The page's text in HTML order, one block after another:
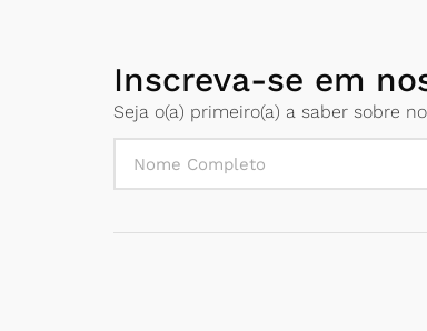
Inscreva-se em
Seja o(a) primeiro(a) a saber sobre